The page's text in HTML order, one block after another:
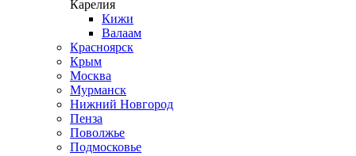
Карелия
Кижи
Валаам
Красноярск
Крым
Москва
Мурманск
Нижний Новгород
Пенза
Поволжье
Подмосковье